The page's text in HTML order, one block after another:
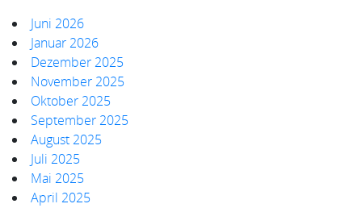
Juni 2026
Januar 2026
Dezember 2025
November 2025
Oktober 2025
September 2025
August 2025
Juli 2025
Mai 2025
April 2025